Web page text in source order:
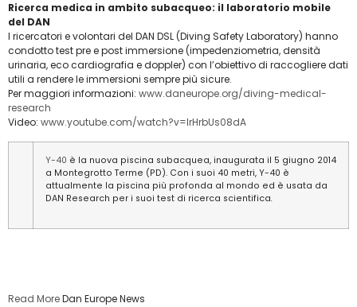
Ricerca medica in ambito subacqueo: il laboratorio mobile
del DAN
I ricercatori e volontari del DAN DSL (Diving Safety Laboratory) hanno
condotto test pre e post immersione (impedenziometria, densità
urinaria, eco cardiografia e doppler) con l’obiettivo di raccogliere dati
utili a rendere le immersioni sempre più sicure.
Per maggiori informazioni: www.daneurope.org/diving-medical-
research
Video: www.youtube.com/watch?v=IrHrbUs08dA
Y-40 è la nuova piscina subacquea, inaugurata il 5 giugno 2014
a Montegrotto Terme (PD). Con i suoi 40 metri, Y-40 è
attualmente la piscina più profonda al mondo ed è usata da
DAN Research per i suoi test di ricerca scientifica.
Read MoreDan Europe News